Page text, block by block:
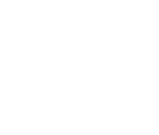
photo de cette